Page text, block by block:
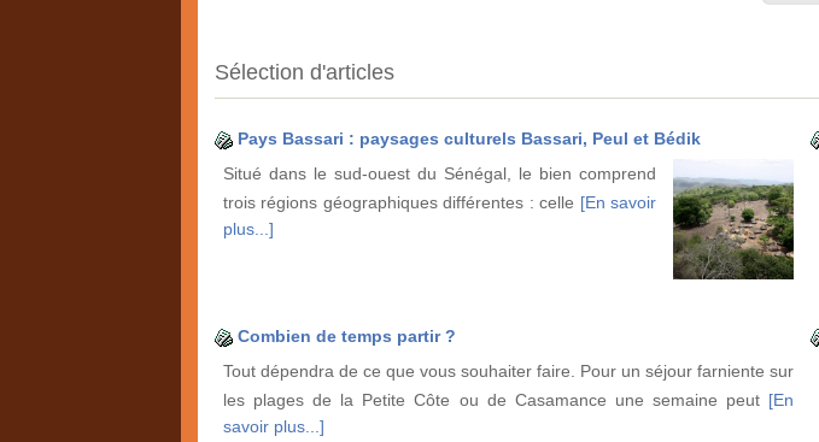
Sélection d'articles
Pays Bassari : paysages culturels Bassari, Peul et Bédik
Situé dans le sud-ouest du Sénégal, le bien comprend
trois régions géographiques différentes : celle [En savoir
plus...]
Combien de temps partir ?
Tout dépendra de ce que vous souhaiter faire. Pour un séjour farniente sur
les plages de la Petite Côte ou de Casamance une semaine peut [En
savoir plus...]